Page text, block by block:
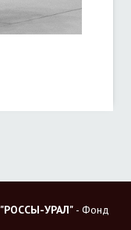
"РОССЫ-УРАЛ"- Фонд